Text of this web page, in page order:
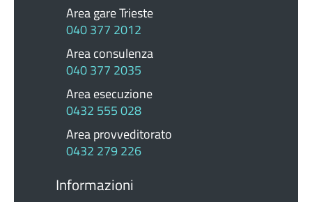
Area gare Trieste
040 377 2012
Area consulenza
040 377 2035
Area esecuzione
0432 555 028
Area provveditorato
0432 279 226
Informazioni